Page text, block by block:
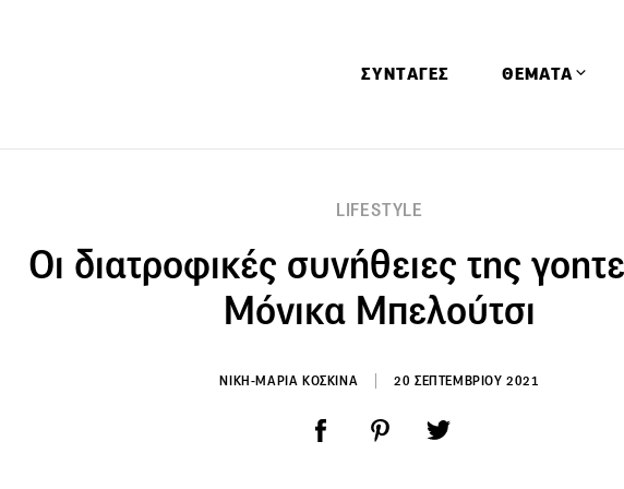
ΣΥΝΤΑΓΕΣ ΘΕΜΑΤΑ
Ειδήσεις
Έρευνες
LIFESTYLE
Οι διατροφικές συνήθειες της
Μόνικα Μπελούτσι
ΝΙΚΗ-ΜΑΡΙΑ ΚΟΣΚΙΝΑ 20 ΣΕΠΤΕΜΒΡΙΟΥ 2021